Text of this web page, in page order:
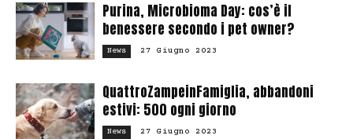
Purina, Microbioma Day: cos’è il
benessere secondo i pet owner?
News 27 Giugno 2023
QuattroZampeinFamiglia, abbandoni
estivi: 500 ogni giorno
News 27 Giugno 2023